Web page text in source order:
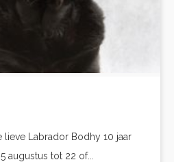
lieve Labrador Bodhy 10 jaar
tot 22 of...